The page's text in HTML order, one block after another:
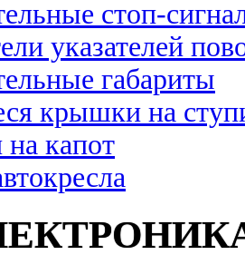
стоп-
указателей
габариты
крышки на
капот